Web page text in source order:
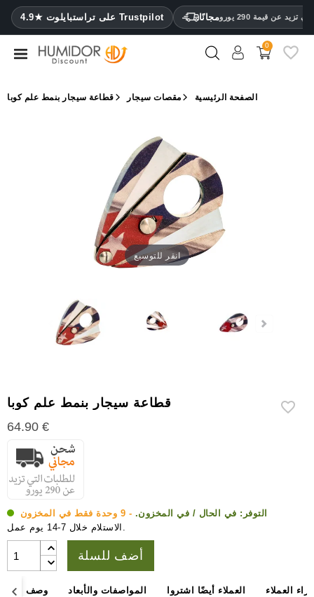
4.9★ على تراستبايلوت Trustpilot مجانًا عن قيمة 290 يورو CATEGORY
مرطب
خزائن
ترطيب
0
الصفحة الرئيسية مقصات سيجار قطاعة سيجار بنمط علم كوبا
انقر للتوسيع
قطاعة سيجار بنمط علم كوبا
64.90 €
التوفر: في الحال / في المخزون. - 9 وحدة فقط في المخزون
الاستلام خلال 7-14 يوم عمل.
أضف للسلة
وصف المواصفات والأبعاد العملاء أيضًا اشتروا آراء العملاء